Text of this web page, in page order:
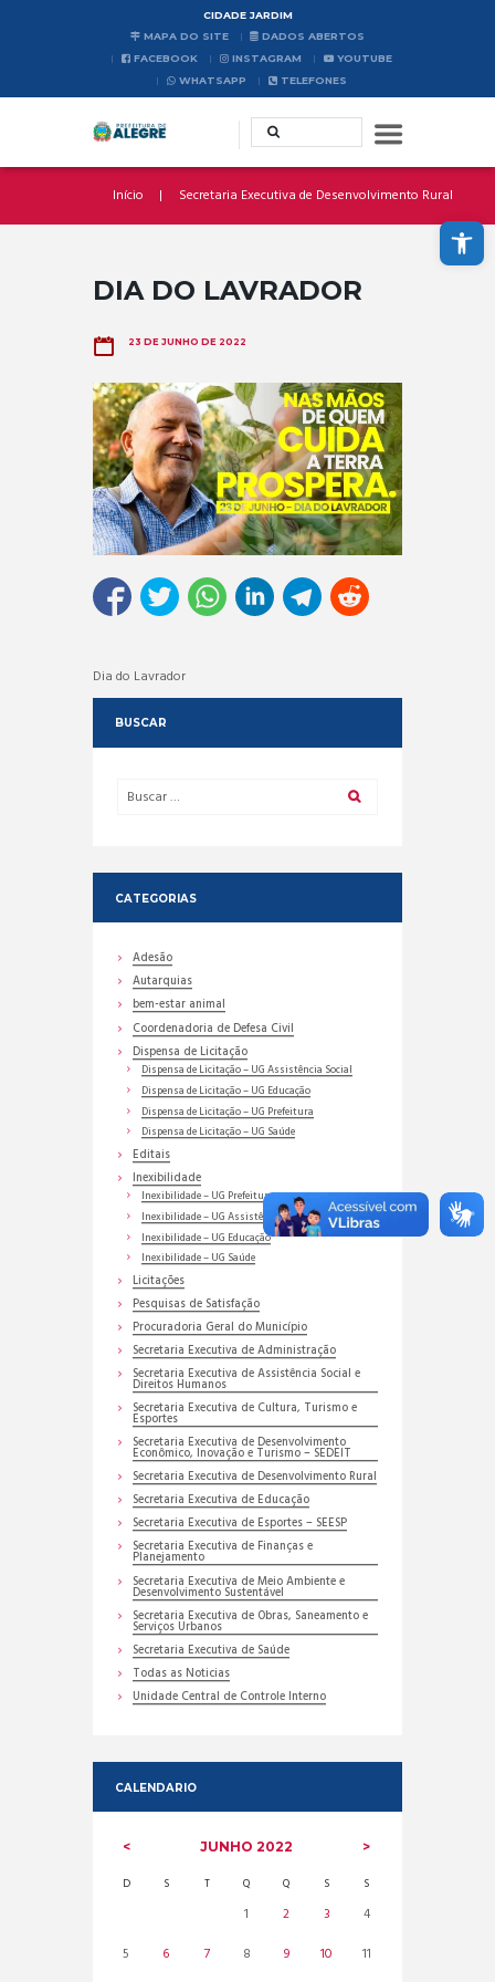
Abrir a barra de ferramentas
CIDADE JARDIM
MAPA DO SITE
DADOS ABERTOS
FACEBOOK
INSTAGRAM
YOUTUBE
WHATSAPP
TELEFONES
Início Secretaria Executiva de Desenvolvimento Rural
DIA DO LAVRADOR
23 DE JUNHO DE 2022
Dia do Lavrador
BUSCAR
CATEGORIAS
Adesão
Autarquias
bem-estar animal
Coordenadoria de Defesa Civil
Dispensa de Licitação
Dispensa de Licitação – UG Assistência Social
Dispensa de Licitação – UG Educação
Dispensa de Licitação – UG Prefeitura
Dispensa de Licitação – UG Saúde
Editais
Inexibilidade
Inexibilidade – UG Prefeitura
Inexibilidade – UG Assistência Social
Inexibilidade – UG Educação
Inexibilidade – UG Saúde
Licitações
Pesquisas de Satisfação
Procuradoria Geral do Município
Secretaria Executiva de Administração
Secretaria Executiva de Assistência Social e
Direitos Humanos
Secretaria Executiva de Cultura, Turismo e
Esportes
Secretaria Executiva de Desenvolvimento
Econômico, Inovação e Turismo – SEDEIT
Secretaria Executiva de Desenvolvimento Rural
Secretaria Executiva de Educação
Secretaria Executiva de Esportes – SEESP
Secretaria Executiva de Finanças e
Planejamento
Secretaria Executiva de Meio Ambiente e
Desenvolvimento Sustentável
Secretaria Executiva de Obras, Saneamento e
Serviços Urbanos
Secretaria Executiva de Saúde
Todas as Noticias
Unidade Central de Controle Interno
CALENDARIO
JUNHO 2022
D S T Q Q S S
1 2 3
4
5
6 7 8 9 10 11